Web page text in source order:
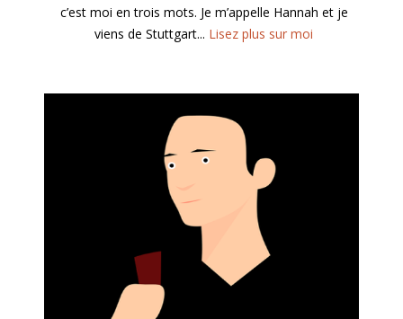
c’est moi en trois mots. Je m’appelle Hannah et je
viens de Stuttgart... Lisez plus sur moi